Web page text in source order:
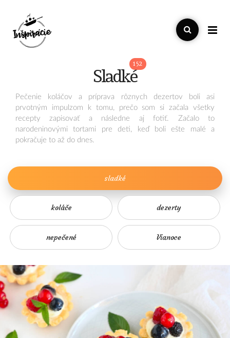
Vitajte
chuťovky
polievky
vegetariánske
sladké
tipy
sladké
152
Pečenie koláčov a príprava rôznych dezertov boli asi
prvotným impulzom k tomu, prečo som si začala všetky
recepty zapisovať a následne aj fotiť. Začalo to
narodeninovými tortami pre deti, keď boli ešte malé a
pokračuje to až do dnes.
sladké
koláče dezerty
nepečené Vianoce